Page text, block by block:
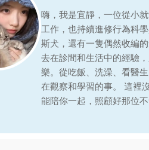
嗨，我是宜靜，一位從小
工作，也持續進修行為科
斯犬，還有一隻偶然收編
去在診間和生活中的經驗
樂。從吃飯、洗澡、看醫
在觀察和學習的事。 這裡
能陪你一起，照顧好那位